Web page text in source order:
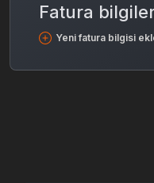
Fatura
Yeni fatura bilgisi